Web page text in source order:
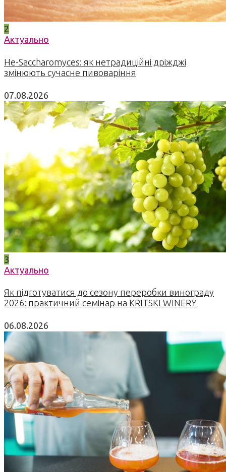
2
Актуально
Не-Saccharomyces: як нетрадиційні дріжджі
змінюють сучасне пивоваріння
07.08.2026
3
Актуально
Як підготуватися до сезону переробки винограду
2026: практичний семінар на KRITSKI WINERY
06.08.2026